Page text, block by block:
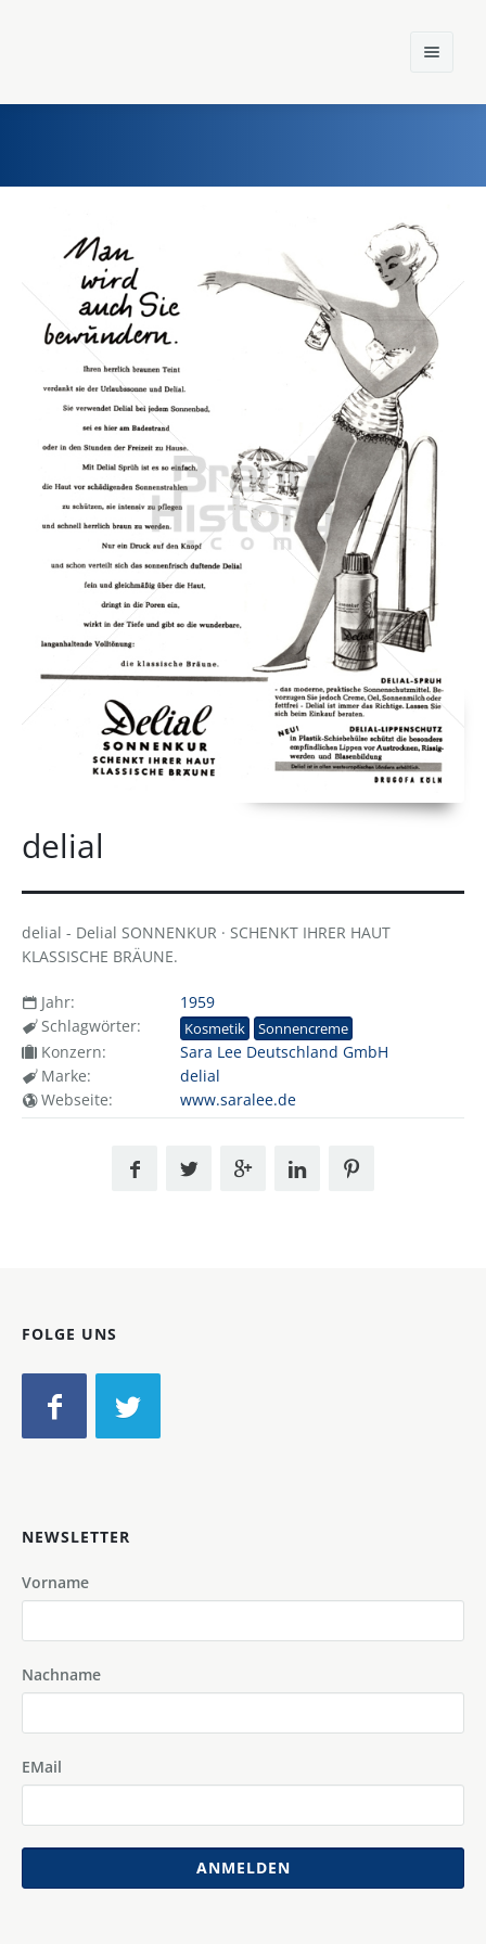
Einst und Heute
Epoche
delial
delial - Delial SONNENKUR · SCHENKT IHRER HAUT
KLASSISCHE BRÄUNE.
Jahr:
1959
Schlagwörter:
Kosmetik Sonnencreme
Konzern:
Sara Lee Deutschland GmbH
Marke:
delial
Webseite:
www.saralee.de
FOLGE UNS
NEWSLETTER
Vorname
Nachname
EMail
ANMELDEN